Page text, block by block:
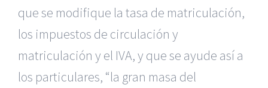
que se modifique la tasa de matriculación,
los impuestos de circulación y
matriculación y el IVA, y que se ayude así a
los particulares, “la gran masa del
|Reclamación de Accidentes en Alicante|